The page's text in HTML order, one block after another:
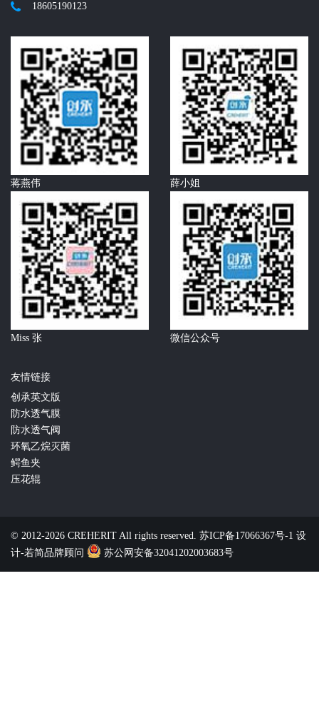
18605190123
蒋燕伟 薛小姐
Miss 张 微信公众号
友情链接
创承英文版
防水透气膜
防水透气阀
环氧乙烷灭菌
鳄鱼夹
压花辊
© 2012-2026 CREHERIT All rights reserved. 苏ICP备17066367号-1 设
计-若简品牌顾问
苏公网安备32041202003683号